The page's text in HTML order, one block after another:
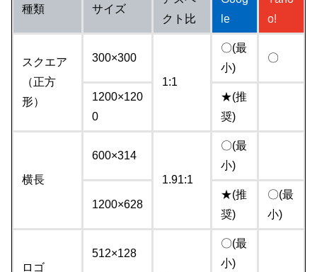
種類 サイズ
クト比
le
o!
スクエア
（正方
形）
300×300
1:1
〇(最
小)
〇
1200×120
0
★(推
奨)
横長
600×314
1.91:1
〇(最
小)
1200×628
★(推
奨)
〇(最
小)
ロゴ
512×128
〇(最
小)